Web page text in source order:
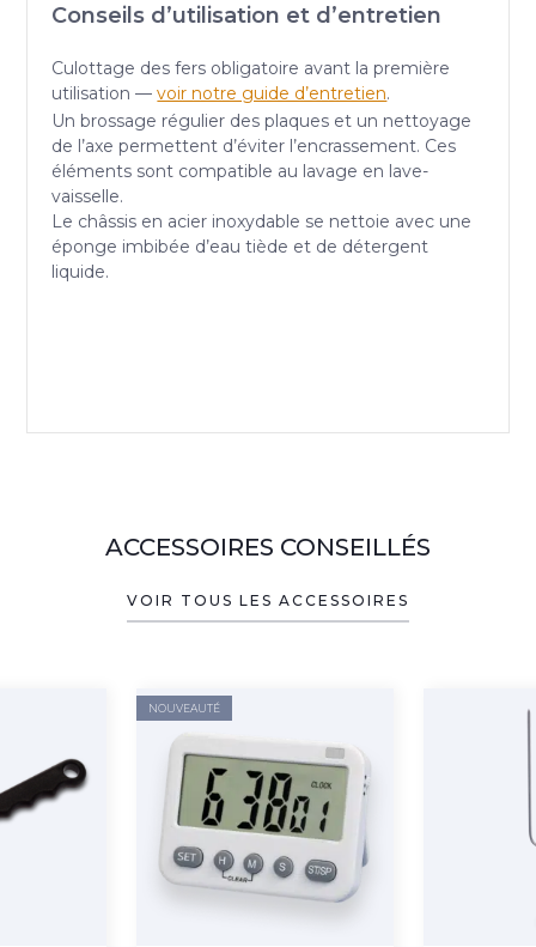
Conseils d’utilisation et d’entretien
Culottage des fers obligatoire avant la première
utilisation —voir notre guide d’entretien.
Un brossage régulier des plaques et un nettoyage
de l’axe permettent d’éviter l’encrassement. Ces
éléments sont compatible au lavage en lave-
vaisselle.
Le châssis en acier inoxydable se nettoie avec une
éponge imbibée d’eau tiède et de détergent
liquide.
ACCESSOIRES CONSEILLÉS
VOIR TOUS LES ACCESSOIRES
NOUVEAUTÉ